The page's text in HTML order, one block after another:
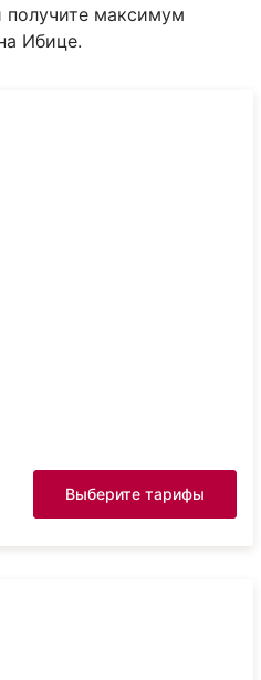
максимум
Ибице.
Выберите тарифы